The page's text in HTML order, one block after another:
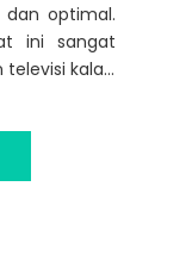
optimal.
ini sangat
kala...